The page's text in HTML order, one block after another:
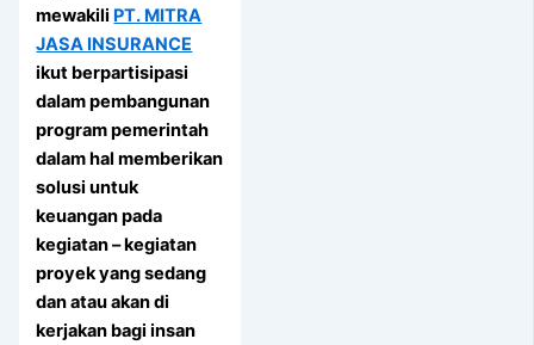
mewakili PT. MITRA
JASA INSURANCE
ikut berpartisipasi
dalam pembangunan
program pemerintah
dalam hal memberikan
solusi untuk
keuangan pada
kegiatan – kegiatan
proyek yang sedang
dan atau akan di
kerjakan bagi insan